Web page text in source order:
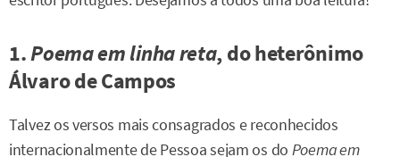
1.Poema em linha reta, do heterônimo
Álvaro de Campos
Talvez os versos mais consagrados e reconhecidos
internacionalmente de Pessoa sejam os do Poema em